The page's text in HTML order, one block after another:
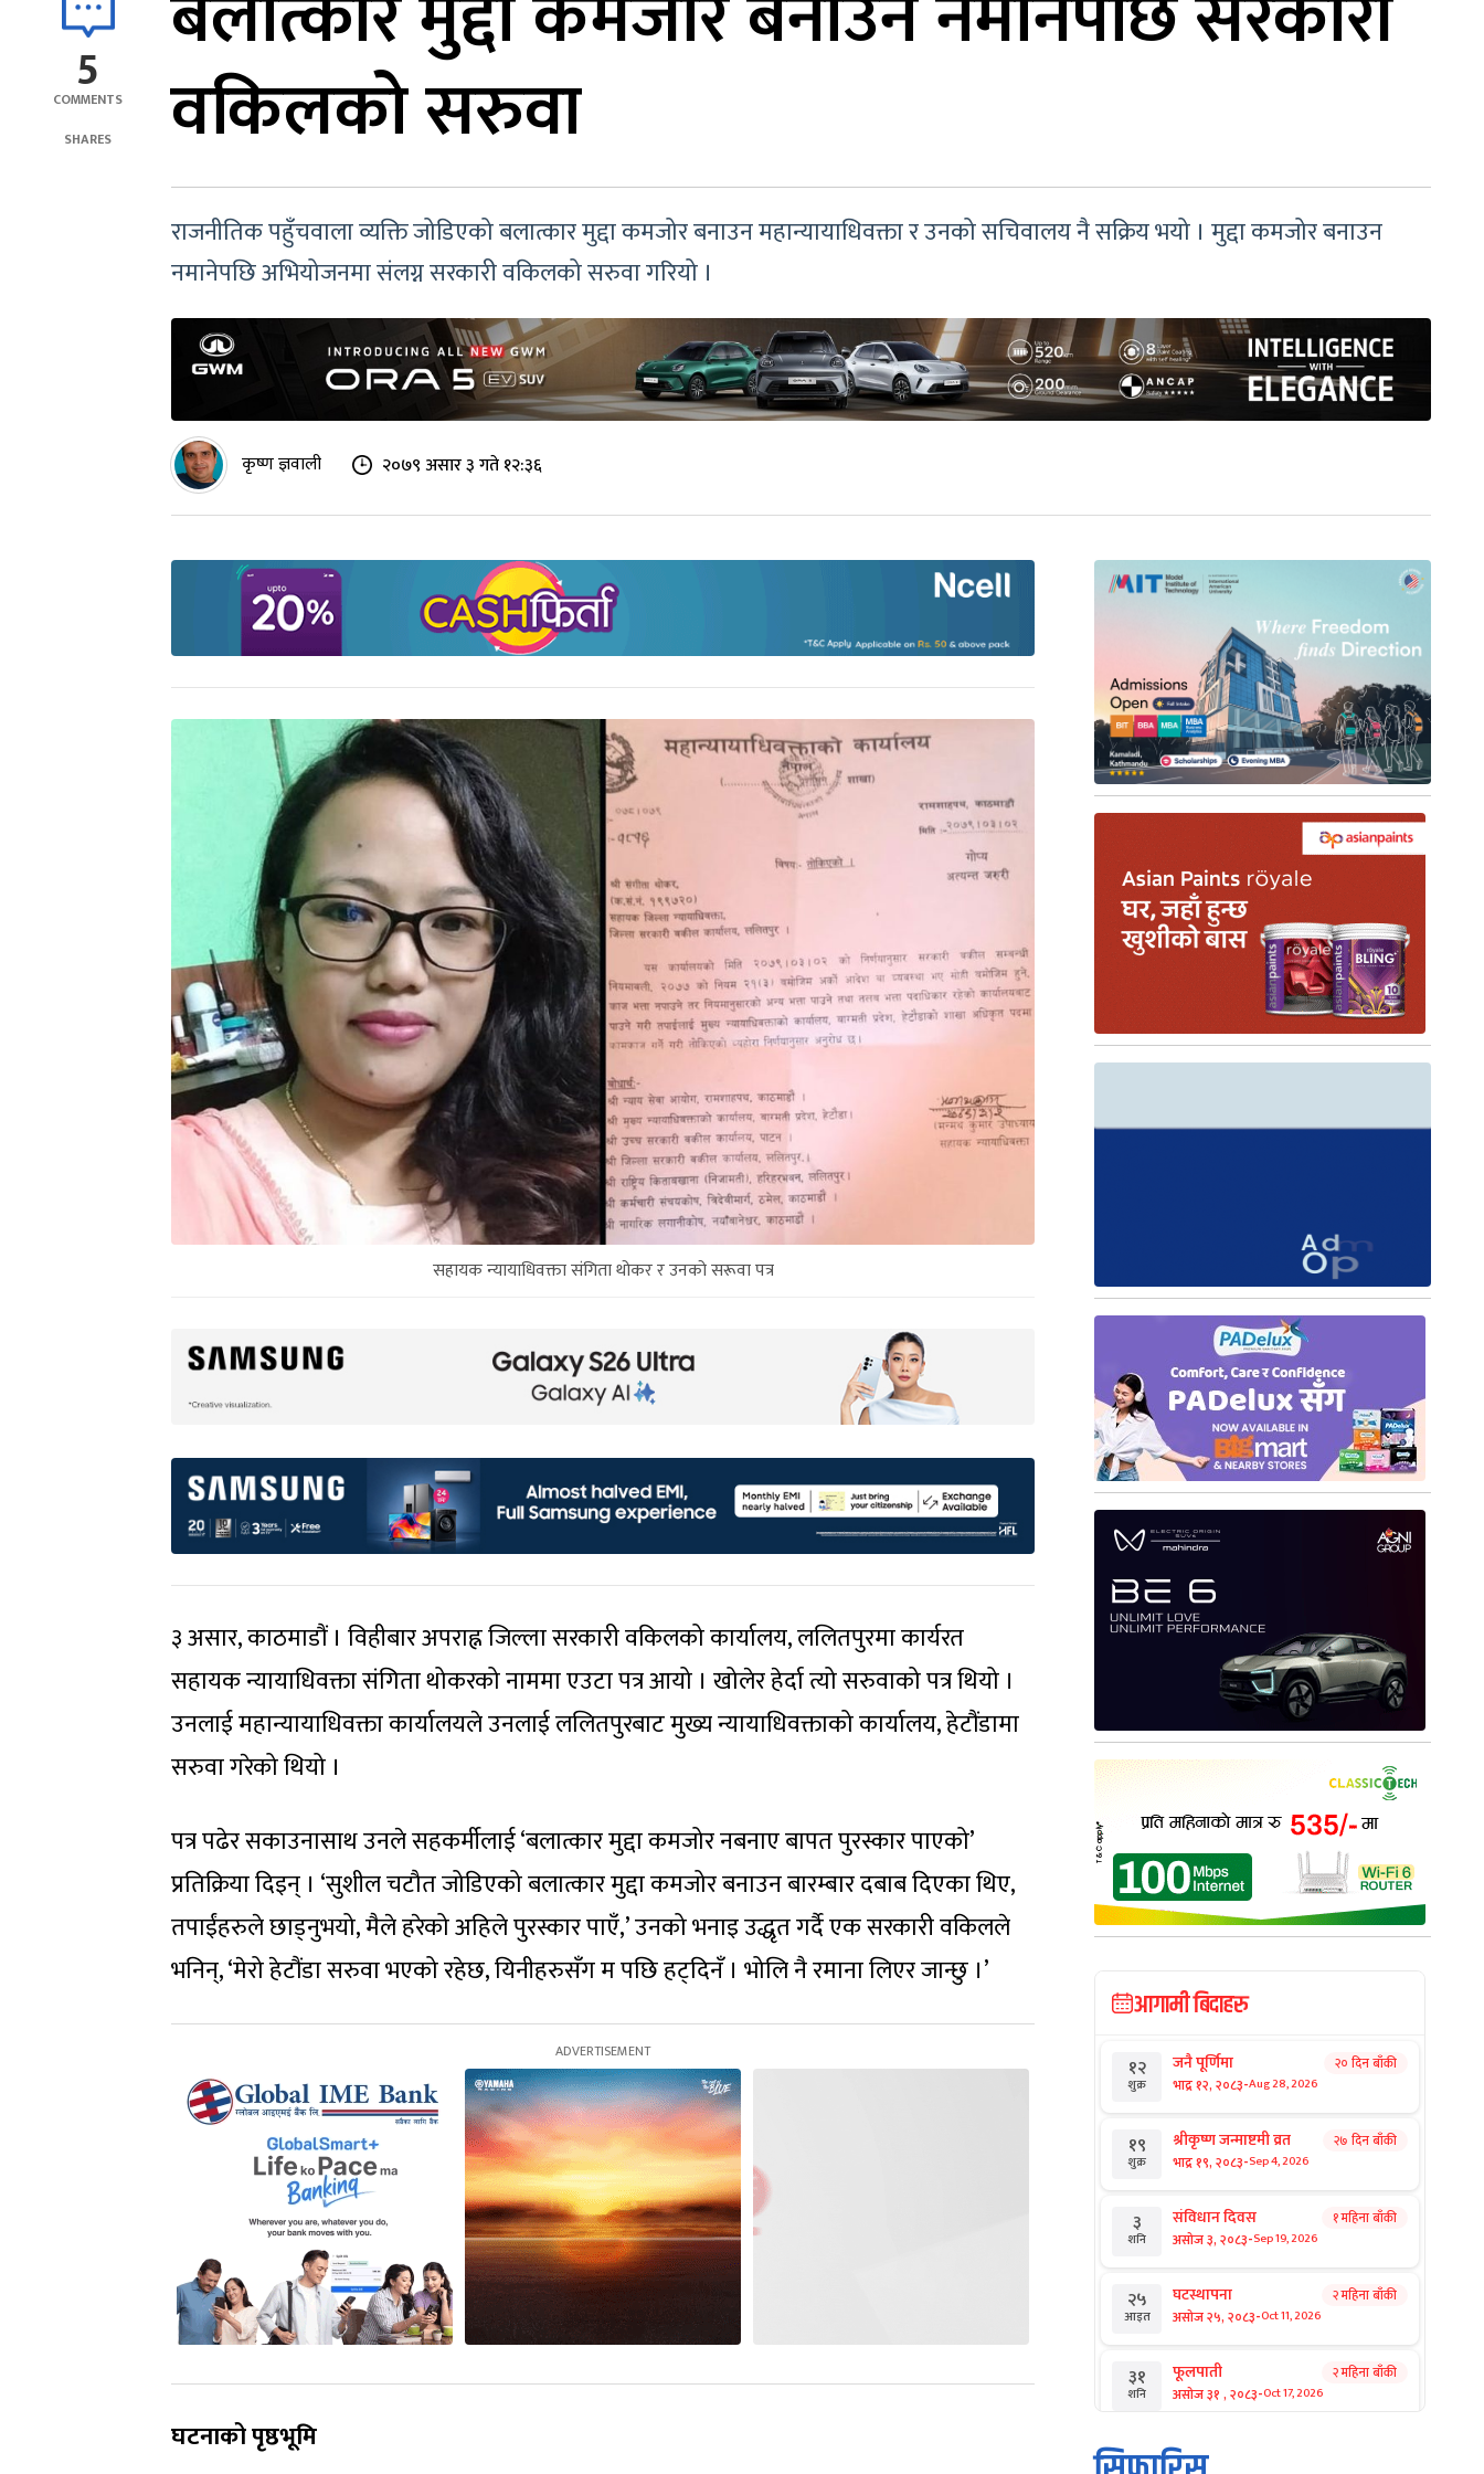
5
COMMENTS
SHARES
वकिलको सरुवा
राजनीतिक पहुँचवाला व्यक्ति जोडिएको बलात्कार मुद्दा कमजोर बनाउन महान्यायाधिवक्ता र उनको सचिवालय नै सक्रिय भयो । मुद्दा कमजोर बनाउन
नमानेपछि अभियोजनमा संलग्न सरकारी वकिलको सरुवा गरियो ।
कृष्ण ज्ञवाली २०७९ असार ३ गते १२:३६
सहायक न्यायाधिवक्ता संगिता थोकर र उनको सरूवा पत्र
३ असार, काठमाडौं । विहीबार अपराह्न जिल्ला सरकारी वकिलको कार्यालय, ललितपुरमा कार्यरत
सहायक न्यायाधिवक्ता संगिता थोकरको नाममा एउटा पत्र आयो । खोलेर हेर्दा त्यो सरुवाको पत्र थियो ।
उनलाई महान्यायाधिवक्ता कार्यालयले उनलाई ललितपुरबाट मुख्य न्यायाधिवक्ताको कार्यालय, हेटौंडामा
सरुवा गरेको थियो ।
पत्र पढेर सकाउनासाथ उनले सहकर्मीलाई ‘बलात्कार मुद्दा कमजोर नबनाए बापत पुरस्कार पाएको’
प्रतिक्रिया दिइन् । ‘सुशील चटौत जोडिएको बलात्कार मुद्दा कमजोर बनाउन बारम्बार दबाब दिएका थिए,
तपाईंहरुले छाड्नुभयो, मैले हरेको अहिले पुरस्कार पाएँ,’ उनको भनाइ उद्धृत गर्दै एक सरकारी वकिलले
भनिन्, ‘मेरो हेटौंडा सरुवा भएको रहेछ, यिनीहरुसँग म पछि हट्दिनँ । भोलि नै रमाना लिएर जान्छु ।’
घटनाको पृष्ठभूमि
आगामी बिदाहरु
१२
शुक्र
जनै पूर्णिमा
भाद्र १२, २०८३-Aug 28, 2026
२० दिन बाँकी
१९
शुक्र
श्रीकृष्ण जन्माष्टमी व्रत
भाद्र १९, २०८३-Sep 4, 2026
२७ दिन बाँकी
३
शनि
संविधान दिवस
असोज ३, २०८३-Sep 19, 2026
१ महिना बाँकी
२५
आइत
घटस्थापना
असोज २५, २०८३-Oct 11, 2026
२ महिना बाँकी
३१
शनि
फूलपाती
असोज ३१ , २०८३-Oct 17, 2026
२ महिना बाँकी
१ कार्तिक सङ्क्रान्ति